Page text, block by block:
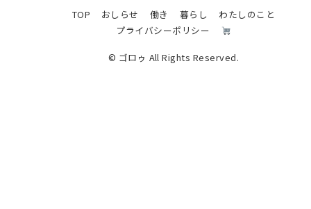
TOP おしらせ 働き 暮らし
わたしのこと
プライバシーポリシー
© ゴロゥ All Rights Reserved.